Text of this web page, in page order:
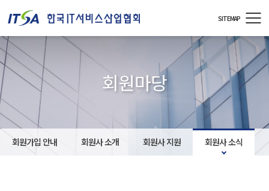
SITEMAP
회원마당
회원가입 안내 회원사 소개 회원사 지원 회원사 소식